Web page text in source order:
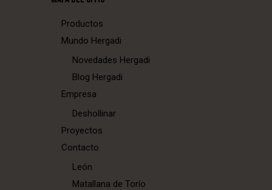
Productos
Mundo Hergadi
Novedades Hergadi
Blog Hergadi
Empresa
Deshollinar
Proyectos
Contacto
León
Matallana de Torío